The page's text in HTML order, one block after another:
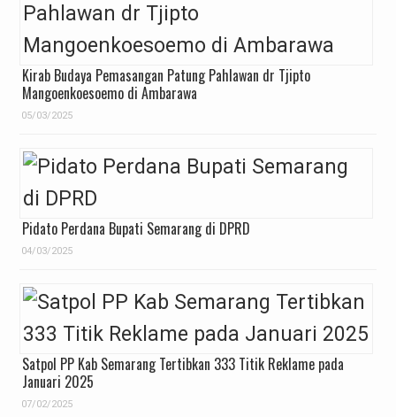
Kirab Budaya Pemasangan Patung Pahlawan dr Tjipto
Mangoenkoesoemo di Ambarawa
05/03/2025
Pidato Perdana Bupati Semarang di DPRD
04/03/2025
Satpol PP Kab Semarang Tertibkan 333 Titik Reklame pada
Januari 2025
07/02/2025